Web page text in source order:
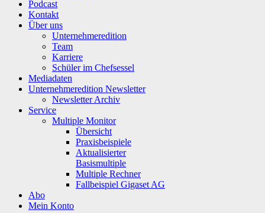
Podcast
Kontakt
Über uns
Unternehmeredition
Team
Karriere
Schüler im Chefsessel
Mediadaten
Unternehmeredition Newsletter
Newsletter Archiv
Service
Multiple Monitor
Übersicht
Praxisbeispiele
Aktualisierter
Basismultiple
Multiple Rechner
Fallbeispiel Gigaset AG
Abo
Mein Konto